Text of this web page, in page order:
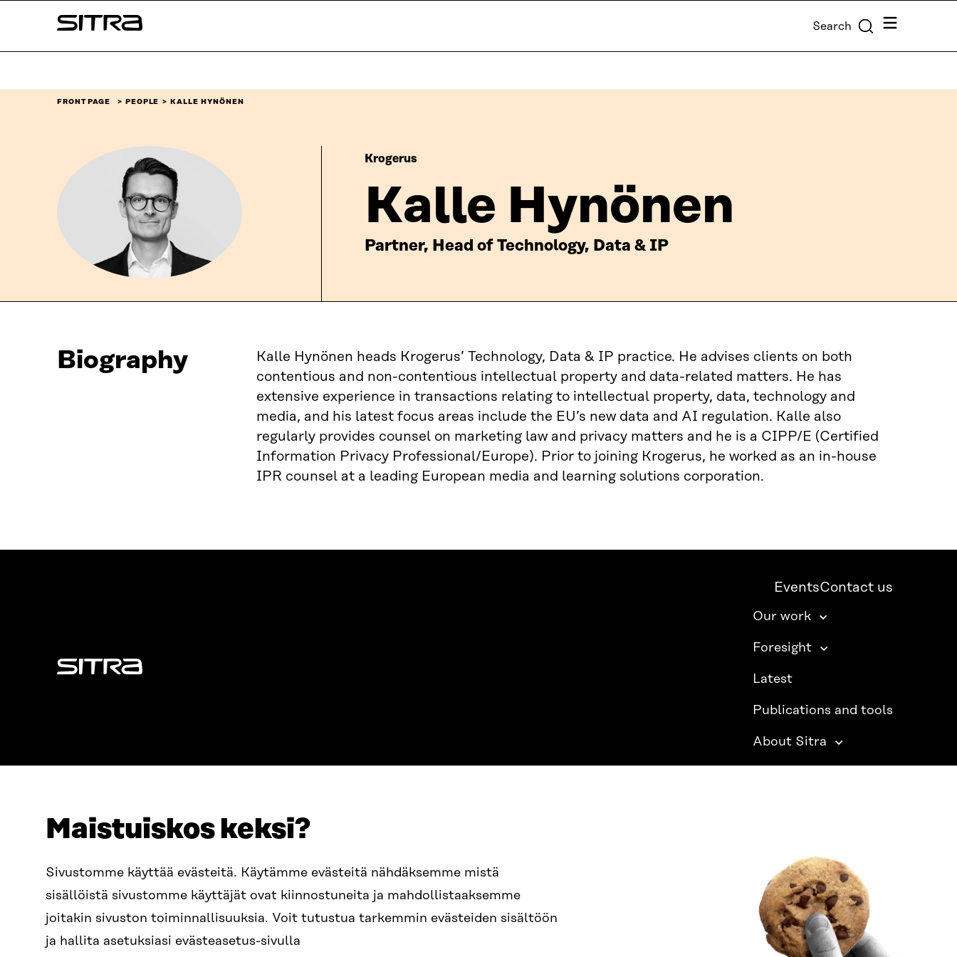
Maistuiskos keksi?
Sivustomme käyttää evästeitä. Käytämme evästeitä nähdäksemme mistä
sisällöistä sivustomme käyttäjät ovat kiinnostuneita ja mahdollistaaksemme
joitakin sivuston toiminnallisuuksia. Voit tutustua tarkemmin evästeiden sisältöön
ja hallita asetuksiasi evästeasetus-sivulla
↓
Sitra Search Menu
FRONT PAGE PEOPLE KALLE HYNÖNEN
Krogerus
Kalle Hynönen
Partner, Head of Technology, Data & IP
Biography
Kalle Hynönen heads Krogerus’ Technology, Data & IP practice. He advises clients on both
contentious and non-contentious intellectual property and data-related matters. He has
extensive experience in transactions relating to intellectual property, data, technology and
media, and his latest focus areas include the EU’s new data and AI regulation. Kalle also
regularly provides counsel on marketing law and privacy matters and he is a CIPP/E (Certified
Information Privacy Professional/Europe). Prior to joining Krogerus, he worked as an in-house
IPR counsel at a leading European media and learning solutions corporation.
Sitra
EventsContact us
Our work
Foresight
Latest
Publications and tools
About Sitra
ADDRESS
160,
00181 Helsinki
How to get to Sitra?
BUSINESS ID
TELEPHONE
EMAIL
firstname.lastname@sitra.fi